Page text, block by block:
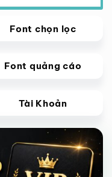
Font chọn lọc
Font quảng cáo
Tài Khoản